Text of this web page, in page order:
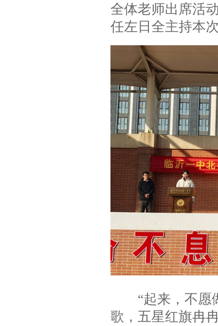
全体老师出席活
任左日全主持本
“起来，不愿
歌，五星红旗冉